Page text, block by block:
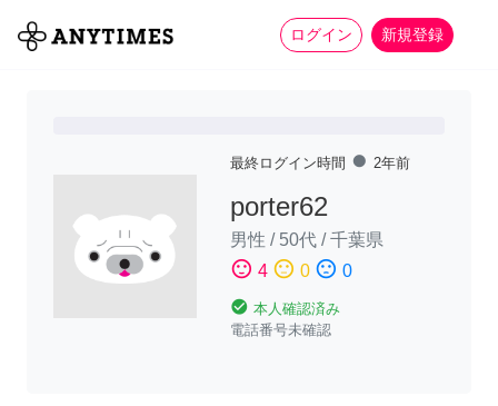
ログイン 新規登録
全て 家事 more_horiz
最終ログイン時間 fiber_manual_record 2年前
porter62
男性 / 50代 /千葉県
sentiment_satisfied 4 sentiment_neutral 0 sentiment_dissatisfied 0
check_circle 本人確認済み
電話番号未確認